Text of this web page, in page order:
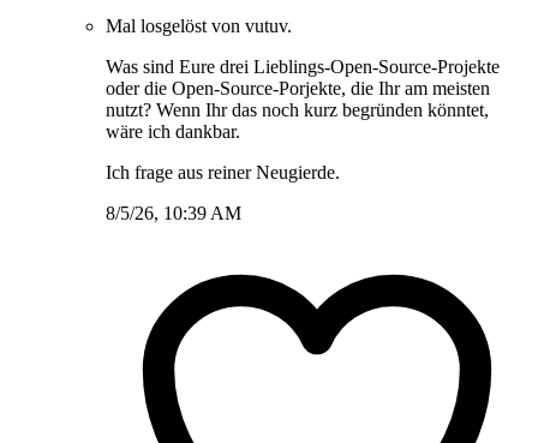
Mal losgelöst von vutuv.
Was sind Eure drei Lieblings-Open-Source-Projekte
oder die Open-Source-Porjekte, die Ihr am meisten
nutzt? Wenn Ihr das noch kurz begründen könntet,
wäre ich dankbar.
Ich frage aus reiner Neugierde.
8/5/26, 10:39 AM